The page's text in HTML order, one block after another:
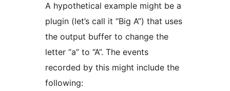
A hypothetical example might be a
plugin (let’s call it “Big A”) that uses
the output buffer to change the
letter “a” to “A”. The events
recorded by this might include the
following: